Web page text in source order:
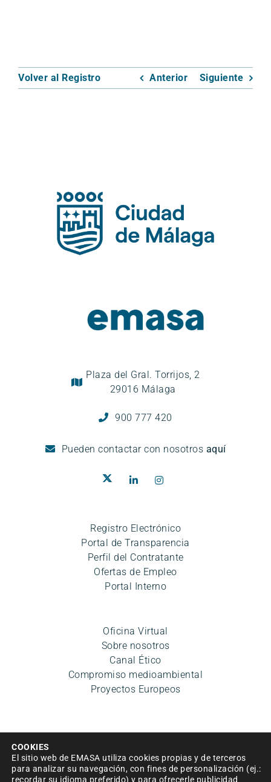
Volver al Registro Anterior Siguiente
Plaza del Gral. Torrijos, 2
29016 Málaga
900 777 420
Pueden contactar con nosotros aquí
Registro Electrónico
Portal de Transparencia
Perfil del Contratante
Ofertas de Empleo
Portal Interno
Oficina Virtual
Sobre nosotros
Canal Ético
Compromiso medioambiental
Proyectos Europeos
COOKIES
El sitio web de EMASA utiliza cookies propias y de terceros
para analizar su navegación, con fines de personalización (ej.:
recordar su idioma preferido) y para ofrecerle publicidad